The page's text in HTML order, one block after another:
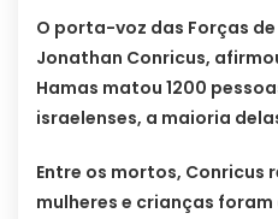
O porta-voz das Forças
Jonathan Conricus,
Hamas matou 1200
israelenses, a maioria
Entre os mortos, Conricus
mulheres e crianças